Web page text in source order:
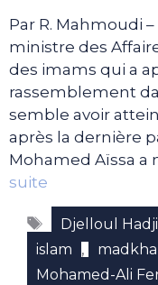
Par R. Mahmoudi
ministre des
des imams qui a
rassemblement
semble avoir
après la dernière
Mohamed Aïssa a
suite
Étiquettes
Djelloul
islam ,
Mohamed-Ali